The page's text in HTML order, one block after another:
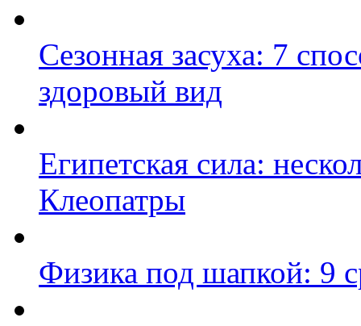
Сезонная засуха: 7
здоровый вид
Египетская сила:
Клеопатры
Физика под шапкой: 9